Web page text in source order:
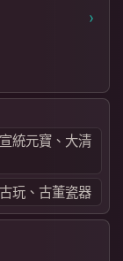
›
統元寶、大清
玩、古董瓷器